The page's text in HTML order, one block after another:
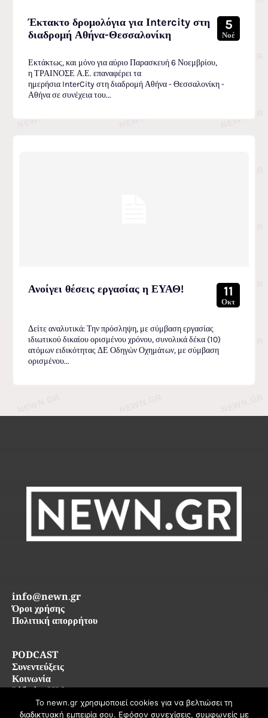
Έκτακτο δρομολόγια για Ιntercity στη
διαδρομή Αθήνα-Θεσσαλονίκη
5
Νοέ
Εκτάκτως, και μόνο για αύριο Παρασκευή 6 Νοεμβρίου,
η ΤΡΑΙΝΟΣΕ Α.Ε. επαναφέρει τα
ημερήσια InterCity στη διαδρομή Αθήνα - Θεσσαλονίκη -
Αθήνα σε συνέχεια του...
Ανοίγει θέσεις εργασίας η ΕΥΑΘ! 11
Οκτ
Δείτε αναλυτικά: Την πρόσληψη, με σύμβαση εργασίας
ιδιωτικού δικαίου ορισμένου χρόνου, συνολικά δέκα (10)
ατόμων ειδικότητας ΔΕ Οδηγών Οχημάτων, με σύμβαση
ορισμένου...
PODCAST
Συνεντεύξεις
Κοινωνία
Life in SKG
info@newn.gr
Όροι χρήσης
Πολιτική απορρήτου
Το newn.gr χρησιμοποιεί cookies για να βελτιώσει τη
διαδικτυακή εμπειρία σου. Εφόσον συνεχίσεις, συμφωνείς με